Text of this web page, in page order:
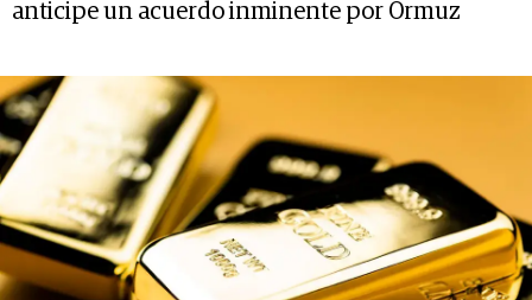
anticipe un acuerdo inminente por Ormuz